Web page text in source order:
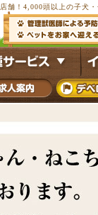
舗！4,000頭以上の子犬